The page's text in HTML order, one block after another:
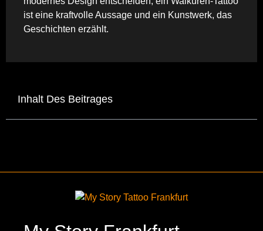
ist eine kraftvolle Aussage und ein Kunstwerk, das
Geschichten erzählt.
Inhalt Des Beitrages